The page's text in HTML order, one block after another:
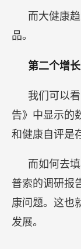
而大健康
品。
第二个增
我们可以
告》中显示的
和健康自评是
而如何去
普索的调研报
康问题。这也
发展。